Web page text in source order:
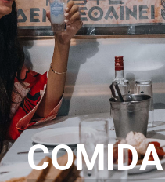
COMIDA